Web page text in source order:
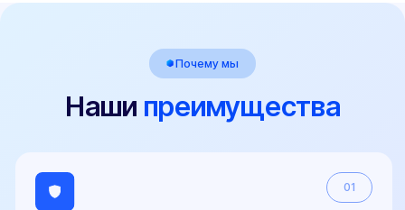
ООО "Центр переоборудований"
ул. Мира 40, этаж 2, офис 4
Работаем: Пн-Пт с 9:00 до 18:00